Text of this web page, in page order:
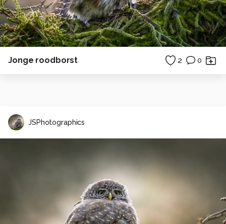
Jonge roodborst 2 0
JSPhotographics